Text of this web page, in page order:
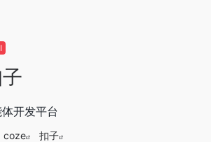
开发平台
coze 扣子